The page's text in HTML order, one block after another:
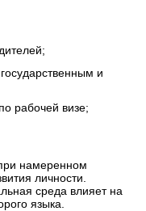
и
рабочей визе;
намеренном
личности.
среда влияет на
языка.